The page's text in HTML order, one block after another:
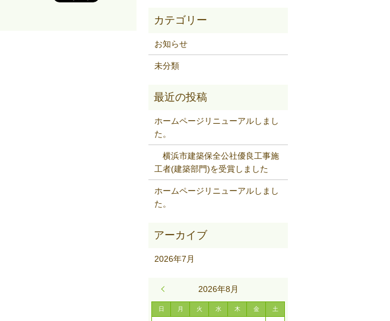
お知らせ
未分類
ホームページリニューアルしまし
た。
横浜市建築保全公社優良工事施
工者(建築部門)を受賞しました
ホームページリニューアルしまし
た。
2026年7月
2026年8月
日 月 火 水 木 金 土